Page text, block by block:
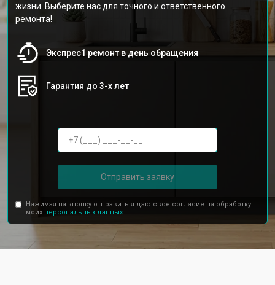
жизни. Выберите нас для точного и ответственного
ремонта!
Экспрес1 ремонт в день обращения
Гарантия до 3-х лет
Отправить заявку
Нажимая на кнопку отправить я даю свое согласие на обработку
моих персональных данных.